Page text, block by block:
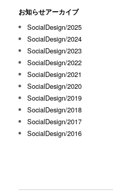
お知らせアーカイブ
SocialDesign/2025
SocialDesign/2024
SocialDesign/2023
SocialDesign/2022
SocialDesign/2021
SocialDesign/2020
SocialDesign/2019
SocialDesign/2018
SocialDesign/2017
SocialDesign/2016